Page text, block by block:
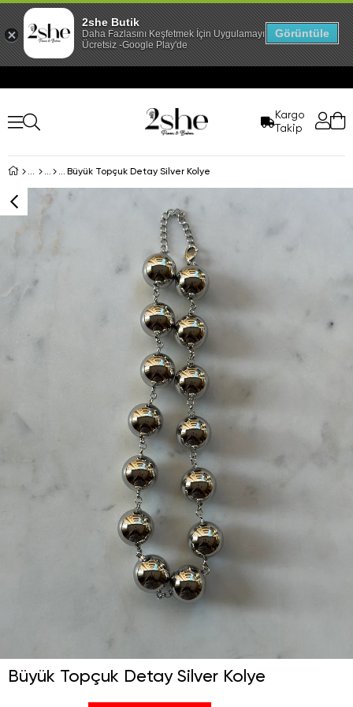
Kargo
Takip
Büyük Topçuk Detay Silver Kolye
Büyük Topçuk Detay Silver Kolye
2she Butik
Daha Fazlasını Keşfetmek İçin Uygulamayı İndir!
Ücretsiz -Google Play'de
Görüntüle